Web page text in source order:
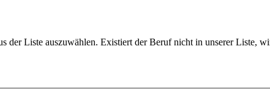
der Liste auszuwählen. Existiert der Beruf nicht in unserer Liste,